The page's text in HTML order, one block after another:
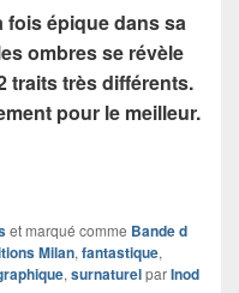
fois épique dans sa
ombres se révèle
traits très différents.
pour le meilleur.
et marqué comme Bande d
Milan, fantastique,
, surnaturelparInod